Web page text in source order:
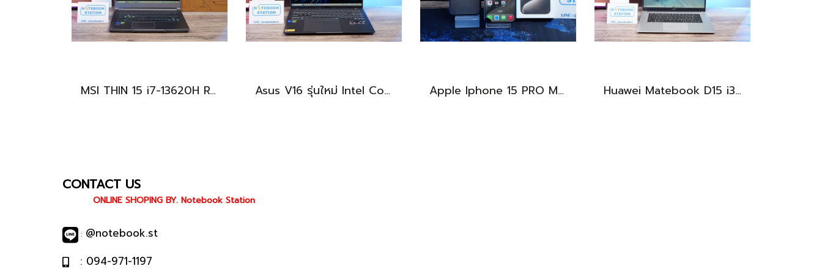
MSI THIN 15 i7-13620H RTX-2050(4GB) Ram8 SSD512 จอ15.6 FHD 144Hz สเปคเกมมิ่ง คีย์บอร์ดไฟสีฟ้า ดีไซน์เรียบหรู น้ำหนักเบาไม่ถึง2kg เครื่องมีประกันศูนย์พร้อมใช้งานในราคาสุดคุ้มเพียง 18,500.-เท่านั้น Asus V16 รุ่นใหม่ Intel Core5-210H RTX-4050(6GB) Ram16 512GB M.2 จอ16นิ้ว WUXGA 144Hz จอสวย สเปคสูง ดีไซน์ตัวเครื่องเรียบสวยดูทันสมัย พร้แมประกันศูนย์ยาวๆถึงปี2028 ขายในราคาสุดตุ้มเพียง 25,990.-เท่านั้น Apple Iphone 15 PRO MAX NATURAL TITANIUM 256GB สุขภาพแบต 87% อุปกรณ์ครบกล่อง ขายเพียง 11,990.- Huawei Matebook D15 i3-10110U Ram8 256GB M.2 จอ15.6นิ้ว FHD IPS 60hz สเปคทำงานทั่วไป หน้าจอใหญ่ ดีไซน์เครื่องบางเบา เครื่องพร้อมใช้งาน ขายถูกเพียง 6,990.-เท่านั้น
CONTACT US
ONLINE SHOPING BY. Notebook Station
: @notebook.st
: 094-971-1197